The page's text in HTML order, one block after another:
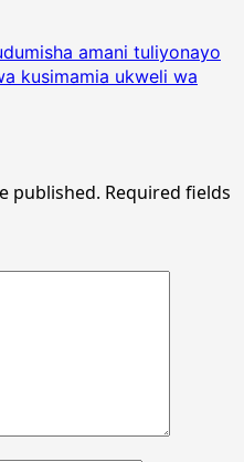
amani tuliyonayo
kusimamia ukweli wa
published. Required fields